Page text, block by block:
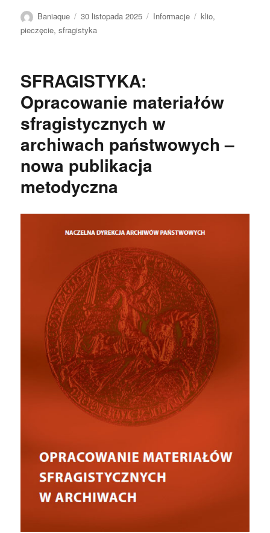
Autor
Baniaque
Data
publikacji
30 listopada 2025 Kategorie
Informacje Tagi
klio,
pieczęcie,sfragistyka
SFRAGISTYKA:
Opracowanie materiałów
sfragistycznych w
archiwach państwowych –
nowa publikacja
metodyczna